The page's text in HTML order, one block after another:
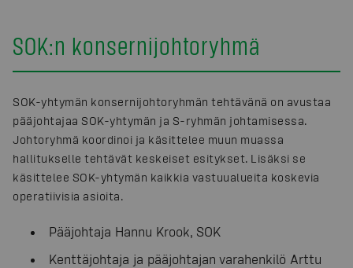
SOK:n konsernijohtoryhmä
SOK-yhtymän konsernijohtoryhmän tehtävänä on avustaa
pääjohtajaa SOK-yhtymän ja S-ryhmän johtamisessa.
Johtoryhmä koordinoi ja käsittelee muun muassa
hallitukselle tehtävät keskeiset esitykset. Lisäksi se
käsittelee SOK-yhtymän kaikkia vastuualueita koskevia
operatiivisia asioita.
Pääjohtaja Hannu Krook, SOK
Kenttäjohtaja ja pääjohtajan varahenkilö Arttu